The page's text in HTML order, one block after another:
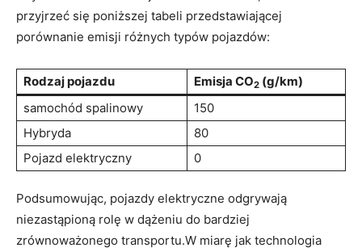
przyjrzeć się⁤ poniższej tabeli przedstawiającej
porównanie emisji‌ różnych⁤ typów pojazdów:
Rodzaj⁣ pojazdu Emisja CO2 (g/km)
samochód spalinowy
150
Hybryda
80
Pojazd elektryczny
0
Podsumowując,​ pojazdy elektryczne odgrywają
⁢niezastąpioną rolę w dążeniu⁢ do bardziej
zrównoważonego transportu.W miarę‌ jak ⁢technologia